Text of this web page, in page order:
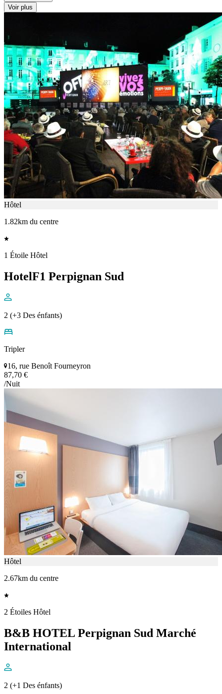
Voir plus
Hôtel
1.82km du centre
1 Étoile Hôtel
HotelF1 Perpignan Sud
2 (+3 Des énfants)
Tripler
16, rue Benoît Fourneyron
87,70 €
/Nuit
Hôtel
2.67km du centre
2 Étoiles Hôtel
B&B HOTEL Perpignan Sud Marché
International
2 (+1 Des énfants)